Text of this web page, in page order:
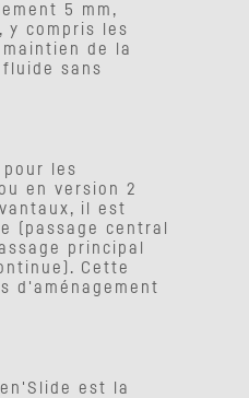
5 mm,
y compris les
de la
sans
les
en version 2
il est
(passage central
principal
Cette
d'aménagement
est la